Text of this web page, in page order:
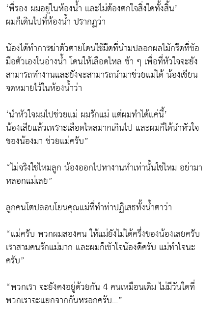
‘พี่รอง ผมอยู่ในห้องน้ำ และไม่ต้องตกใจสิ่งใดทั้งสิ้น’
ผมก็เดินไปที่ห้องน้ำ ปรากฏว่า
น้องได้ทำการฆ่าตัวตายโดนใช้มีดที่นำมปลอกผลไม้กรีดที่ข้อ
มือตัวเองในอ่างน้ำ โดนให้เลือดไหล ช้า ๆ เพื่อที่หัวใจจะยัง
สามารถทำงานและยังจะสามารถนำมาช่วยแม่ได้ น้องเขียน
จดหมายไว้ในห้องน้ำว่า
‘นำหัวใจผมไปช่วยแม่ ผมรักแม่ แต่ผมทำได้แค่นี้’
น้องเสียแล้วเพราะเลือดไหลมากเกินไป และผมก็ได้นำหัวใจ
ของน้องมา ช่วยแม่ครับ”
“ไม่จริงใช่ไหมลูก น้องออกไปหางานทำเท่านั้นใช่ไหม อย่ามา
หลอกแม่เลย”
ลูกคนโตปลอบโยนคุณแม่ที่ทำท่าปฏิเสธทั้งน้ำตาว่า
“แม่ครับ พวกผมสองคน ให้แม่ยังไม่ได้ครึ่งของน้องเลยครับ
เราสามคนรักแม่มาก และผมก็เข้าใจน้องดีครับ แม่ทำใจนะ
ครับ”
“พวกเรา จะยังคงอยู่ด้วยกัน 4 คนเหมือนเดิม ไม่มีวันใดที่
พวกเราจะแยกจากกันหรอกครับ…”